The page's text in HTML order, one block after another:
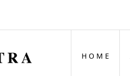
H O M E